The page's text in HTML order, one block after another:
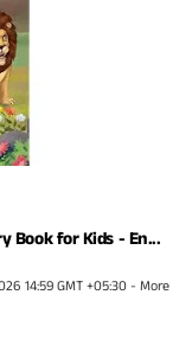
Book for Kids - En...
14:59 GMT +05:30 -More